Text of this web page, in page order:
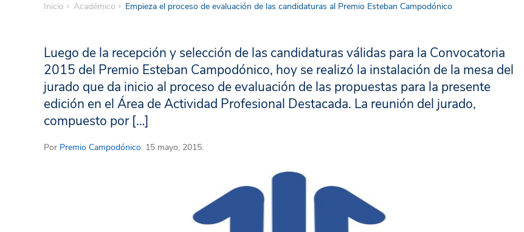
Inicio Académico Empieza el proceso de evaluación de las candidaturas al Premio Esteban Campodónico
Luego de la recepción y selección de las candidaturas válidas para la Convocatoria
2015 del Premio Esteban Campodónico, hoy se realizó la instalación de la mesa del
jurado que da inicio al proceso de evaluación de las propuestas para la presente
edición en el Área de Actividad Profesional Destacada. La reunión del jurado,
compuesto por […]
Por Premio Campodónico. 15 mayo, 2015.